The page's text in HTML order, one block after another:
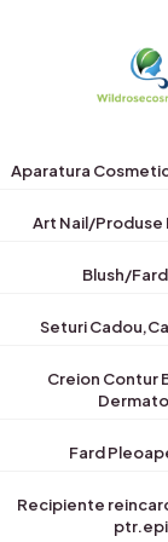
Aparatura
Art Nail/
Blush/
Seturi
Creion Contur
Fard
Recipiente